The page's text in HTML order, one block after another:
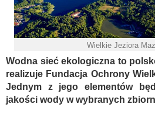
Wielkie Jeziora
Wodna sieć ekologiczna to
realizuje Fundacja Ochrony
Jednym z jego elementów
jakości wody w wybranych